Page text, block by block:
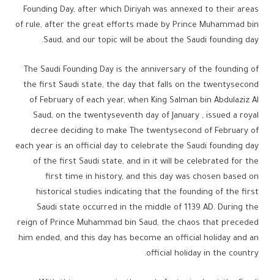
Founding Day, after which Diriyah was annexed to their areas
of rule, after the great efforts made by Prince Muhammad bin
Saud, and our topic will be about the Saudi founding day.
The Saudi Founding Day is the anniversary of the founding of
the first Saudi state, the day that falls on the twentysecond
of February of each year, when King Salman bin Abdulaziz Al
Saud, on the twentyseventh day of January , issued a royal
decree deciding to make The twentysecond of February of
each year is an official day to celebrate the Saudi founding day
of the first Saudi state, and in it will be celebrated for the
first time in history, and this day was chosen based on
historical studies indicating that the founding of the first
Saudi state occurred in the middle of 1139 AD. During the
reign of Prince Muhammad bin Saud, the chaos that preceded
him ended, and this day has become an official holiday and an
official holiday in the country.